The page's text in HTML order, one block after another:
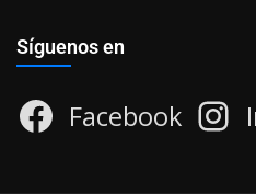
Síguenos en
Facebook